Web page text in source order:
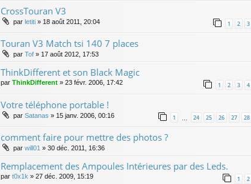
CrossTouran V3
par letiti » 18 août 2011, 20:04 1 2 3
Touran V3 Match tsi 140 7 places
par Tof » 17 août 2012, 17:53
ThinkDifferent et son Black Magic
par ThinkDifferent » 23 févr. 2006, 17:42 1 2 3 4
Votre téléphone portable !
par Satanas » 15 janv. 2006, 00:16 1 … 24 25 26 27 28
comment faire pour mettre des photos ?
par will01 » 30 déc. 2011, 16:36
Remplacement des Ampoules Intérieures par des Leds.
par t0x1k » 27 déc. 2009, 15:19 1 2